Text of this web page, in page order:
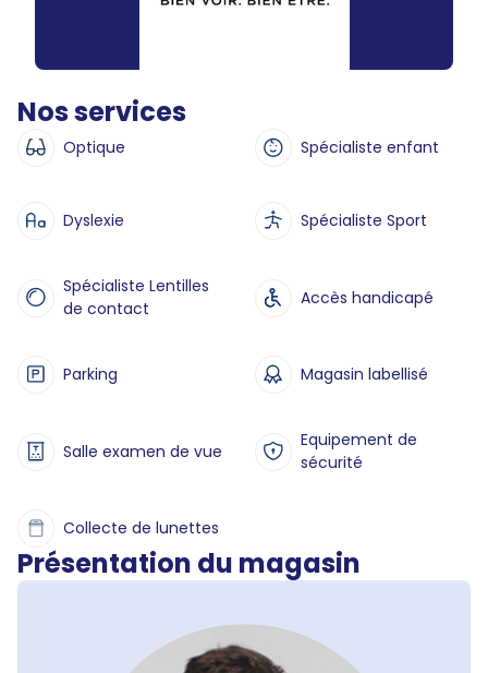
Nos services
Optique Spécialiste enfant
Dyslexie Spécialiste Sport
Spécialiste Lentilles
de contact
Accès handicapé
Parking Magasin labellisé
Salle examen de vue
Equipement de
sécurité
Collecte de lunettes
Présentation du magasin